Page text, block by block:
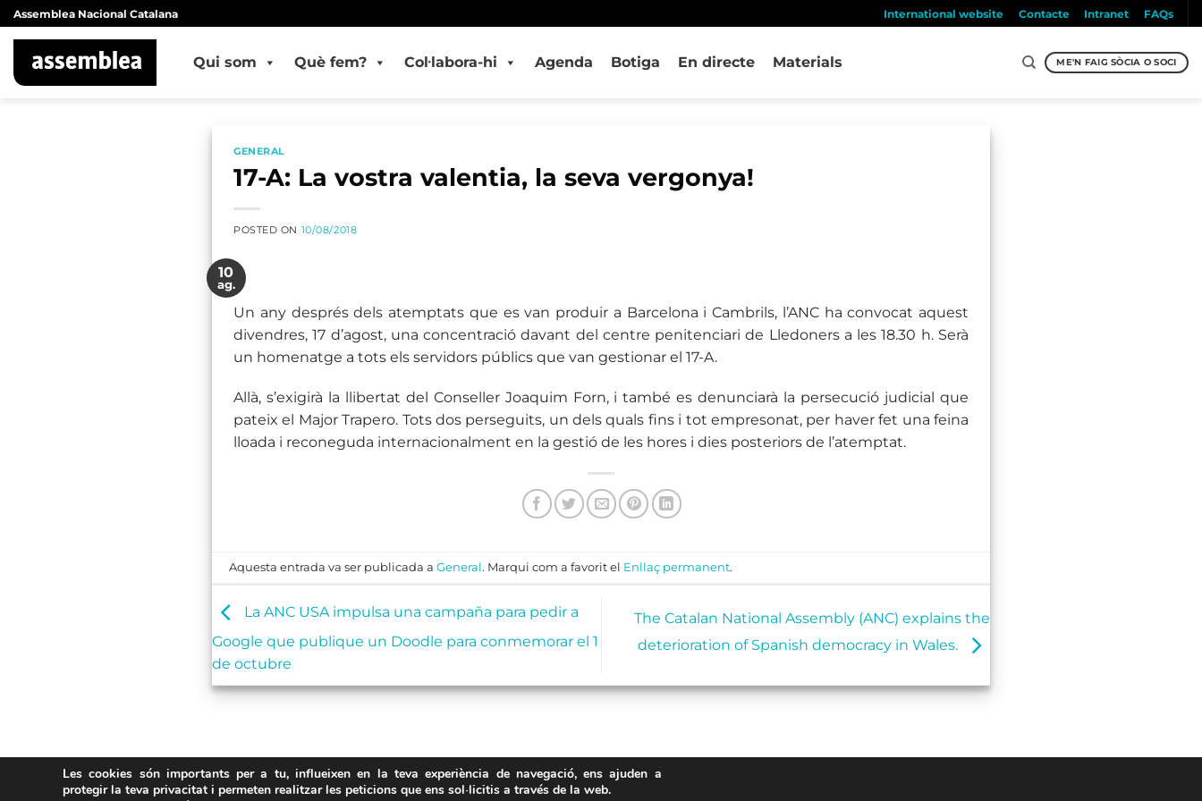
Skip
to
content
Assemblea Nacional Catalana International website Contacte Intranet FAQs
Qui som Què fem? Col·labora-hi Agenda Botiga En directe Materials ME'N FAIG SÒCIA O SOCI
GENERAL
17-A: La vostra valentia, la seva vergonya!
POSTED ON 10/08/2018
10
ag.
Un any després dels atemptats que es van produir a Barcelona i Cambrils, l’ANC ha convocat aquest
divendres, 17 d’agost, una concentració davant del centre penitenciari de Lledoners a les 18.30 h. Serà
un homenatge a tots els servidors públics que van gestionar el 17-A.
Allà, s’exigirà la llibertat del Conseller Joaquim Forn, i també es denunciarà la persecució judicial que
pateix el Major Trapero. Tots dos perseguits, un dels quals fins i tot empresonat, per haver fet una feina
lloada i reconeguda internacionalment en la gestió de les hores i dies posteriors de l’atemptat.
Aquesta entrada va ser publicada aGeneral. Marqui com a favorit el Enllaç permanent.
La ANC USA impulsa una campaña para pedir a
Google que publique un Doodle para conmemorar el 1
de octubre
The Catalan National Assembly (ANC) explains the
deterioration of Spanish democracy in Wales.
Avís Legal·Política de Privacitat
Les cookies són importants per a tu, influeixen en la teva experiència de navegació, ens ajuden a
protegir la teva privacitat i permeten realitzar les peticions que ens sol·licitis a través de la web.